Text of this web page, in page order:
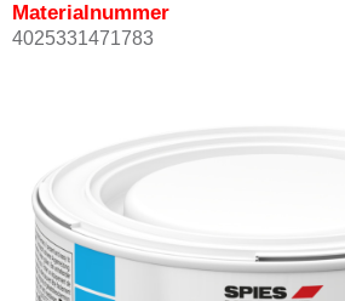
Materialnummer
4025331471783